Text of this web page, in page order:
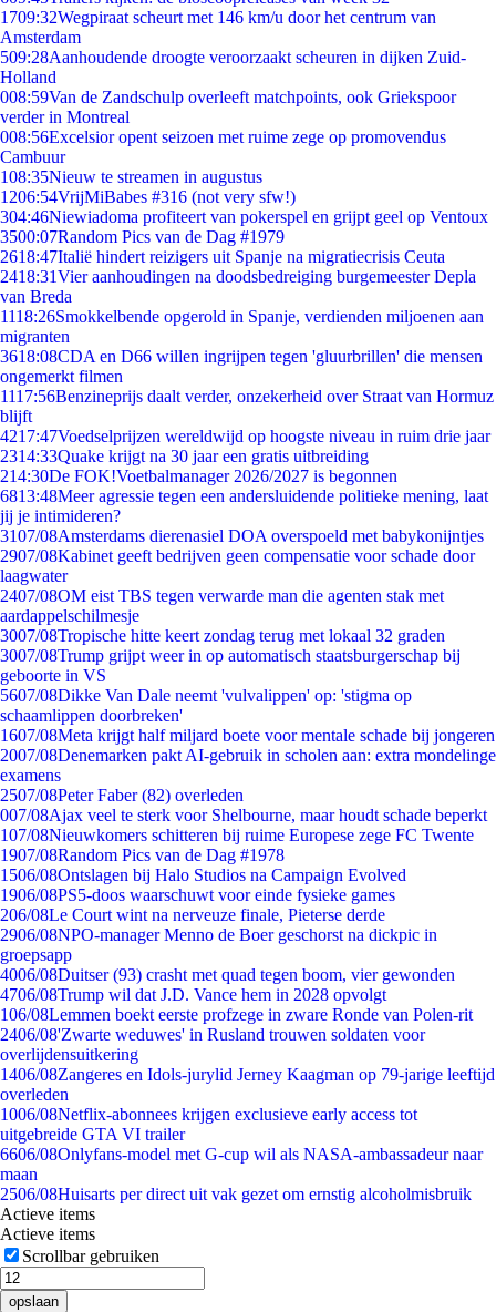
1709:32Wegpiraat scheurt met 146 km/u door het centrum van
Amsterdam
509:28Aanhoudende droogte veroorzaakt scheuren in dijken Zuid-
Holland
008:59Van de Zandschulp overleeft matchpoints, ook Griekspoor
verder in Montreal
008:56Excelsior opent seizoen met ruime zege op promovendus
Cambuur
108:35Nieuw te streamen in augustus
1206:54VrijMiBabes #316 (not very sfw!)
304:46Niewiadoma profiteert van pokerspel en grijpt geel op Ventoux
3500:07Random Pics van de Dag #1979
2618:47Italië hindert reizigers uit Spanje na migratiecrisis Ceuta
2418:31Vier aanhoudingen na doodsbedreiging burgemeester Depla
van Breda
1118:26Smokkelbende opgerold in Spanje, verdienden miljoenen aan
migranten
3618:08CDA en D66 willen ingrijpen tegen 'gluurbrillen' die mensen
ongemerkt filmen
1117:56Benzineprijs daalt verder, onzekerheid over Straat van Hormuz
blijft
4217:47Voedselprijzen wereldwijd op hoogste niveau in ruim drie jaar
2314:33Quake krijgt na 30 jaar een gratis uitbreiding
214:30De FOK!Voetbalmanager 2026/2027 is begonnen
6813:48Meer agressie tegen een andersluidende politieke mening, laat
jij je intimideren?
3107/08Amsterdams dierenasiel DOA overspoeld met babykonijntjes
2907/08Kabinet geeft bedrijven geen compensatie voor schade door
laagwater
2407/08OM eist TBS tegen verwarde man die agenten stak met
aardappelschilmesje
3007/08Tropische hitte keert zondag terug met lokaal 32 graden
3007/08Trump grijpt weer in op automatisch staatsburgerschap bij
geboorte in VS
5607/08Dikke Van Dale neemt 'vulvalippen' op: 'stigma op
schaamlippen doorbreken'
1607/08Meta krijgt half miljard boete voor mentale schade bij jongeren
2007/08Denemarken pakt AI-gebruik in scholen aan: extra mondelinge
examens
2507/08Peter Faber (82) overleden
007/08Ajax veel te sterk voor Shelbourne, maar houdt schade beperkt
107/08Nieuwkomers schitteren bij ruime Europese zege FC Twente
1907/08Random Pics van de Dag #1978
1506/08Ontslagen bij Halo Studios na Campaign Evolved
1906/08PS5-doos waarschuwt voor einde fysieke games
206/08Le Court wint na nerveuze finale, Pieterse derde
2906/08NPO-manager Menno de Boer geschorst na dickpic in
groepsapp
4006/08Duitser (93) crasht met quad tegen boom, vier gewonden
4706/08Trump wil dat J.D. Vance hem in 2028 opvolgt
106/08Lemmen boekt eerste profzege in zware Ronde van Polen-rit
2406/08'Zwarte weduwes' in Rusland trouwen soldaten voor
overlijdensuitkering
1406/08Zangeres en Idols-jurylid Jerney Kaagman op 79-jarige leeftijd
overleden
1006/08Netflix-abonnees krijgen exclusieve early access tot
uitgebreide GTA VI trailer
6606/08Onlyfans-model met G-cup wil als NASA-ambassadeur naar
maan
2506/08Huisarts per direct uit vak gezet om ernstig alcoholmisbruik
Actieve items
Actieve items
Scrollbar gebruiken
opslaan